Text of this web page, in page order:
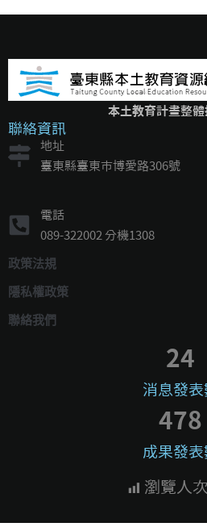
本土教育計畫整
聯絡資訊
地址
臺東縣臺東市博愛路306號
電話
089-322002 分機1308
政策法規
隱私權政策
聯絡我們
消息發表
24
成果發表
478
瀏覽人次